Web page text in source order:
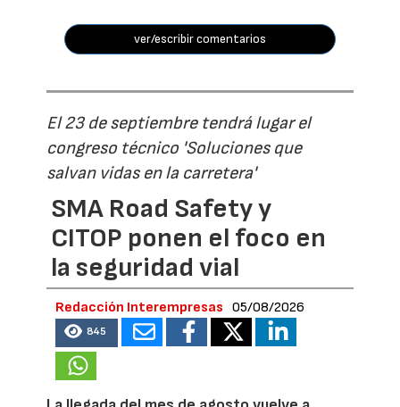
ver/escribir comentarios
El 23 de septiembre tendrá lugar el
congreso técnico 'Soluciones que
salvan vidas en la carretera'
SMA Road Safety y
CITOP ponen el foco en
la seguridad vial
Redacción Interempresas 05/08/2026
845